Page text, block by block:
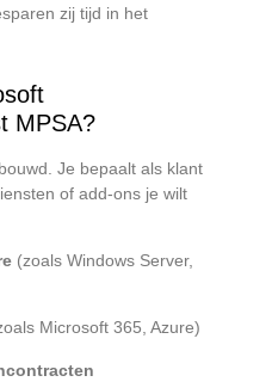
zij tijd in het
MPSA?
Je bepaalt als klant
of add-ons je wilt
(zoals Windows Server,
Microsoft 365, Azure)